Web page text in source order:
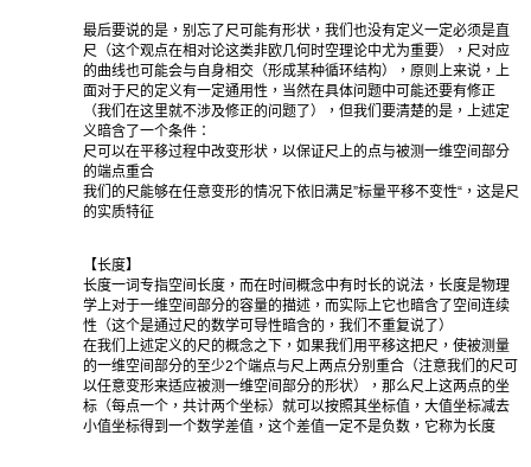
最后要说的是，别忘了尺可能有形状，我们也没有定义一定必须是直
尺（这个观点在相对论这类非欧几何时空理论中尤为重要），尺对应
的曲线也可能会与自身相交（形成某种循环结构），原则上来说，上
面对于尺的定义有一定通用性，当然在具体问题中可能还要有修正
（我们在这里就不涉及修正的问题了），但我们要清楚的是，上述定
义暗含了一个条件：
尺可以在平移过程中改变形状，以保证尺上的点与被测一维空间部分
的端点重合
我们的尺能够在任意变形的情况下依旧满足”标量平移不变性“，这是尺
的实质特征
【长度】
长度一词专指空间长度，而在时间概念中有时长的说法，长度是物理
学上对于一维空间部分的容量的描述，而实际上它也暗含了空间连续
性（这个是通过尺的数学可导性暗含的，我们不重复说了）
在我们上述定义的尺的概念之下，如果我们用平移这把尺，使被测量
的一维空间部分的至少2个端点与尺上两点分别重合（注意我们的尺可
以任意变形来适应被测一维空间部分的形状），那么尺上这两点的坐
标（每点一个，共计两个坐标）就可以按照其坐标值，大值坐标减去
小值坐标得到一个数学差值，这个差值一定不是负数，它称为长度